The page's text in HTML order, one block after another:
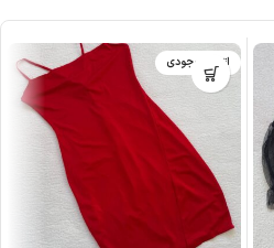
اتمام موجودی